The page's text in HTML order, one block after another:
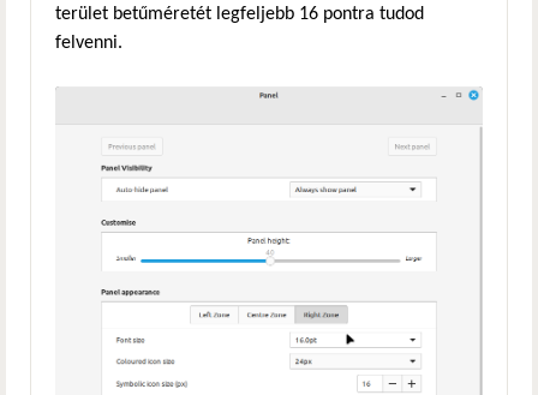
terület betűméretét legfeljebb 16 pontra tudod
felvenni.